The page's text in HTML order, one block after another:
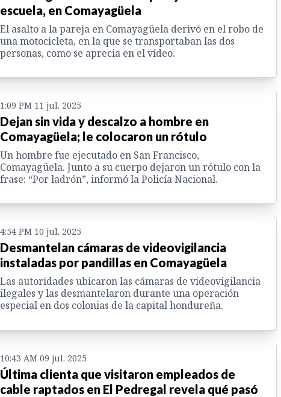
escuela, en Comayagüela
El asalto a la pareja en Comayagüela derivó en el robo de
una motocicleta, en la que se transportaban las dos
personas, como se aprecia en el vídeo.
1:09 PM 11 jul. 2025
Dejan sin vida y descalzo a hombre en
Comayagüela; le colocaron un rótulo
Un hombre fue ejecutado en San Francisco,
Comayagüela. Junto a su cuerpo dejaron un rótulo con la
frase: “Por ladrón”, informó la Policía Nacional.
4:54 PM 10 jul. 2025
Desmantelan cámaras de videovigilancia
instaladas por pandillas en Comayagüela
Las autoridades ubicaron las cámaras de videovigilancia
ilegales y las desmantelaron durante una operación
especial en dos colonias de la capital hondureña.
10:43 AM 09 jul. 2025
Última clienta que visitaron empleados de
cable raptados en El Pedregal revela qué pasó